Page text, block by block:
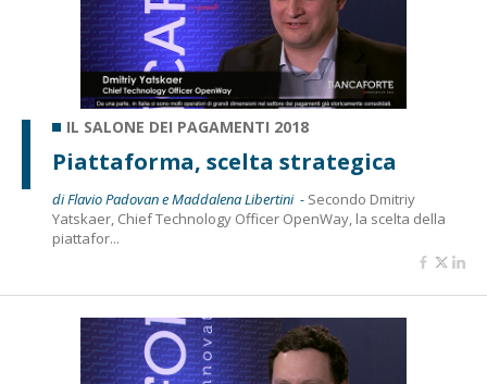
IL SALONE DEI PAGAMENTI 2018
Piattaforma, scelta strategica
di Flavio Padovan e Maddalena Libertini - Secondo Dmitriy
Yatskaer, Chief Technology Officer OpenWay, la scelta della
piattafor...